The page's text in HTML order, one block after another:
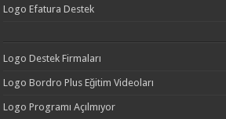
Logo Efatura Destek
Logo Destek Firmaları
Logo Bordro Plus Eğitim Videoları
Logo Programı Açılmıyor